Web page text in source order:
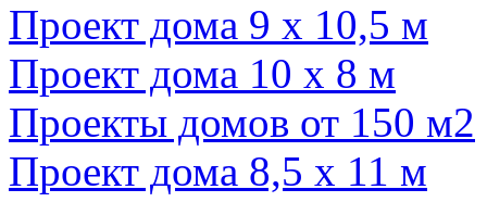
Проект дома 9 х 10,5 м
Проект дома 10 х 8 м
Проекты домов от 150 м2
Проект дома 8,5 х 11 м